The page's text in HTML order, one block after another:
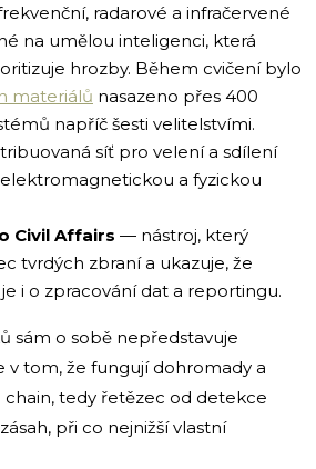
radarové a infračervené
na umělou inteligenci, která
hrozby. Během cvičení bylo
materiálů nasazeno přes 400
napříč šesti velitelstvími.
síť pro velení a sdílení
a fyzickou
Civil Affairs — nástroj, který
tvrdých zbraní a ukazuje, že
i o zpracování dat a reportingu.
sám o sobě nepředstavuje
v tom, že fungují dohromady a
chain, tedy řetězec od detekce
při co nejnižší vlastní